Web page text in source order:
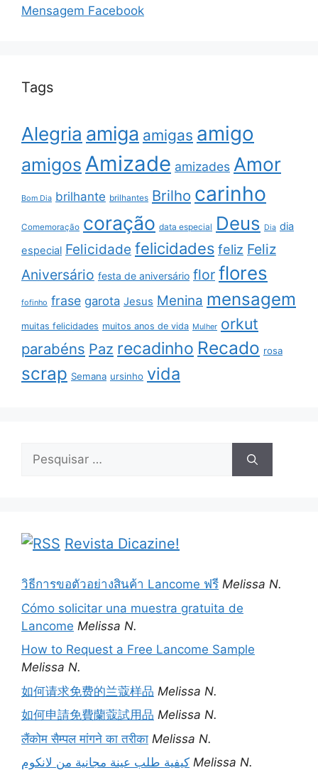
Mensagem Facebook
Tags
Alegria amiga amigas amigo
amigos Amizade amizades Amor
Bom Dia brilhante brilhantes Brilho carinho
Comemoração coração data especial Deus Dia dia
especial Felicidade felicidades feliz Feliz
Aniversário festa de aniversário flor flores
fofinho frase garota Jesus Menina mensagem
muitas felicidades muitos anos de vida Mulher orkut
parabéns Paz recadinho Recado rosa
scrap Semana ursinho vida
Pesquisar
Revista Dicazine!
วิธีการขอตัวอย่างสินค้า Lancome ฟรี Melissa N.
Cómo solicitar una muestra gratuita de
Lancome Melissa N.
How to Request a Free Lancome Sample
Melissa N.
如何请求免费的兰蔻样品 Melissa N.
如何申請免費蘭蔻試用品 Melissa N.
लैंकोम सैम्पल मांगने का तरीका Melissa N.
كيفية طلب عينة مجانية من لانكوم Melissa N.